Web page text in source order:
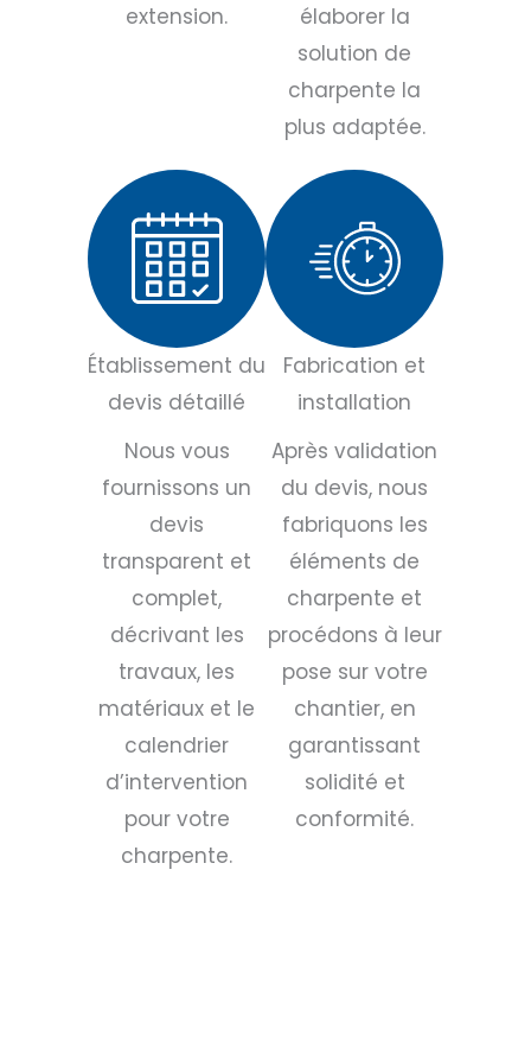
extension.
élaborer la
solution de
charpente la
plus adaptée.
Établissement du
devis détaillé
Nous vous
fournissons un
devis
transparent et
complet,
décrivant les
travaux, les
matériaux et le
calendrier
d’intervention
pour votre
charpente.
Fabrication et
installation
Après validation
du devis, nous
fabriquons les
éléments de
charpente et
procédons à leur
pose sur votre
chantier, en
garantissant
solidité et
conformité.